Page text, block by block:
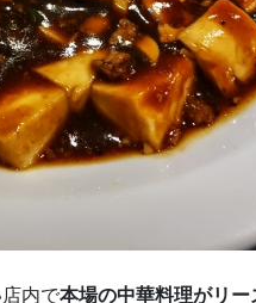
店内で本場の中華料理がリー